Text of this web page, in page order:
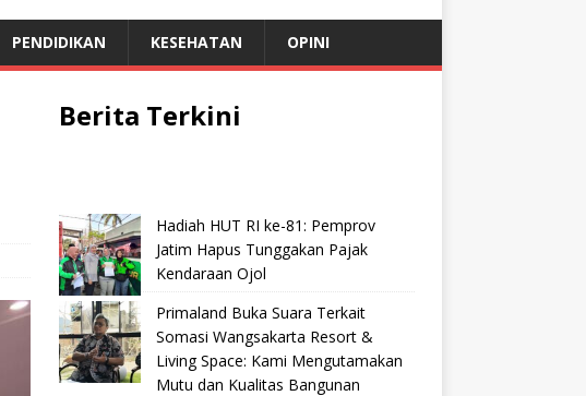
PENDIDIKAN KESEHATAN OPINI
Berita Terkini
Hadiah HUT RI ke-81: Pemprov
Jatim Hapus Tunggakan Pajak
Kendaraan Ojol
Primaland Buka Suara Terkait
Somasi Wangsakarta Resort &
Living Space: Kami Mengutamakan
Mutu dan Kualitas Bangunan